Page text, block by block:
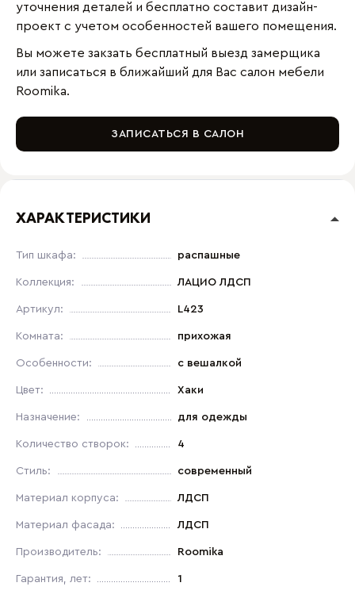
уточнения деталей и бесплатно составит дизайн-
проект с учетом особенностей вашего помещения.
Вы можете закзать бесплатный выезд замерщика
или записаться в ближайший для Вас салон мебели
Roomika.
ЗАПИСАТЬСЯ В САЛОН
ХАРАКТЕРИСТИКИ
Тип шкафа: распашные
Коллекция: ЛАЦИО ЛДСП
Артикул: L423
Комната: прихожая
Особенности: с вешалкой
Цвет: Хаки
Назначение: для одежды
Количество створок: 4
Стиль: современный
Материал корпуса: ЛДСП
Материал фасада: ЛДСП
Производитель: Roomika
Гарантия, лет: 1